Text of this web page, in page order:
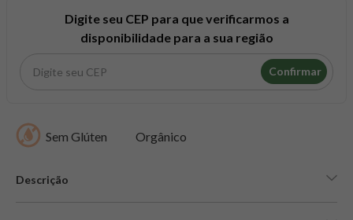
Digite seu CEP para que verificarmos a
disponibilidade para a sua região
Confirmar
Sem Glúten Orgânico
Descrição
psyllium